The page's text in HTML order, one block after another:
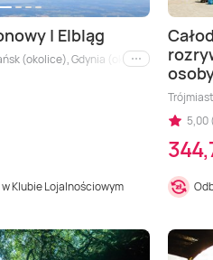
| Elbląg
(okolice), Gdynia (okolice), Morze
i inne
w Klubie Lojalnościowym
5,00